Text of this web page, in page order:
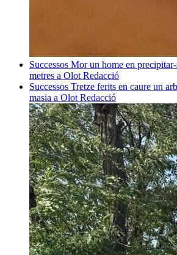
Successos Mor un home en
metres a Olot Redacció
Successos Tretze ferits en caure un
masia a Olot Redacció